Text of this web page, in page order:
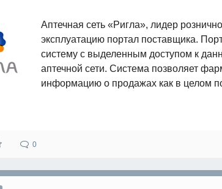
Аптечная сеть «Ригла», лидер
эксплуатацию портал поставщика.
систему с выделенным доступом к
аптечной сети. Система позволяет
информацию о продажах как в целом
0